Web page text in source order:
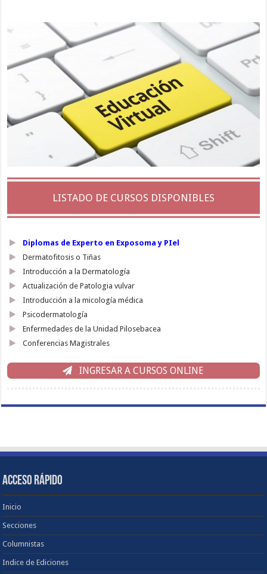
LISTADO DE CURSOS DISPONIBLES
Diplomas de Experto en Exposoma y PIel
Dermatofitosis o Tiñas
Introducción a la Dermatología
Actualización de Patologia vulvar
Introducción a la micología médica
Psicodermatología
Enfermedades de la Unidad Pilosebacea
Conferencias Magistrales
INGRESAR A CURSOS ONLINE
ACCESO RÁPIDO
Inicio
Secciones
Columnistas
Indice de Ediciones